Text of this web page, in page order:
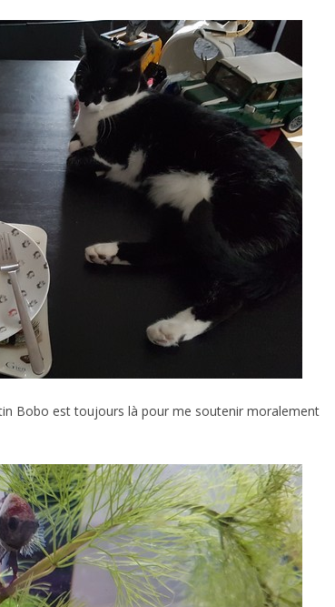
Bobo est toujours là pour me soutenir moralement